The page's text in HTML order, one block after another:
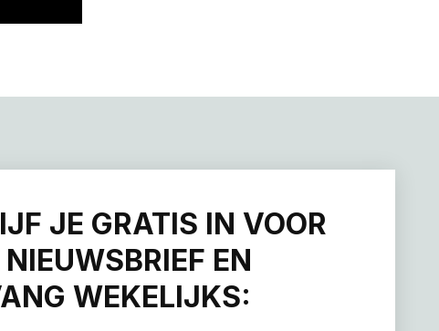
JE GRATIS IN VOOR
EN
WEKELIJKS: